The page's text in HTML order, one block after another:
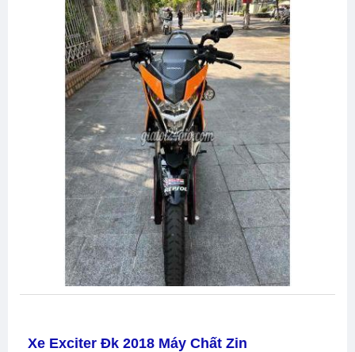
Xe Exciter Đk 2018 Máy Chất Zin